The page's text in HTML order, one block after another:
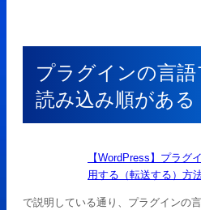
プラグインの言
読み込み順がある
【WordPress】プラグ
用する（転送する）方
で説明している通り、プラグインの